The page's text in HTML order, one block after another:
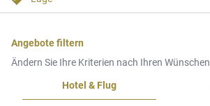
Angebote filtern
Ändern Sie Ihre Kriterien nach Ihren Wünschen
Hotel & Flug